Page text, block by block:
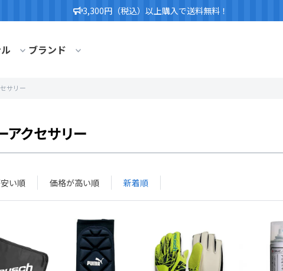
3,300円（税込）以上購入で送料無料！
ブランド
サリー
アクセサリー
い順 価格が高い順 新着順